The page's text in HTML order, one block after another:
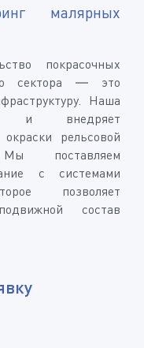
малярных
покрасочных
сектора — это
Наша
и внедряет
рельсовой
поставляем
с системами
позволяет
состав